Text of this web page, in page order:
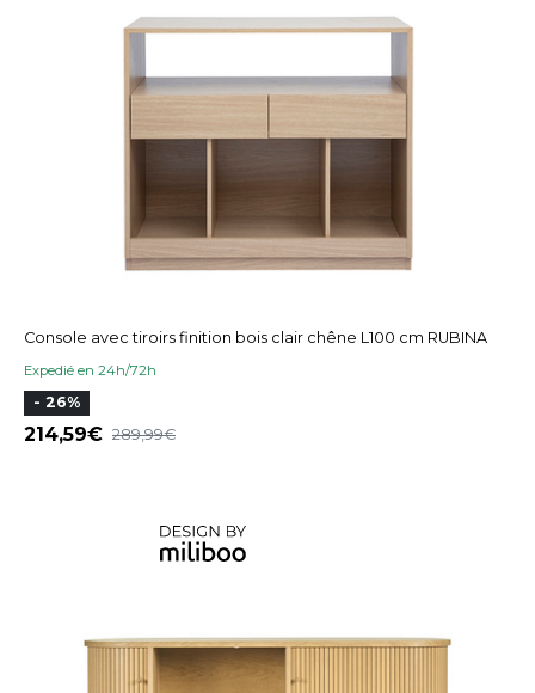
Console avec tiroirs finition bois clair chêne L100 cm RUBINA
Expedié en 24h/72h
- 26%
214,59 289,99